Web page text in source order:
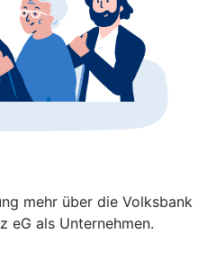
mehr über die Volksbank
eG als Unternehmen.